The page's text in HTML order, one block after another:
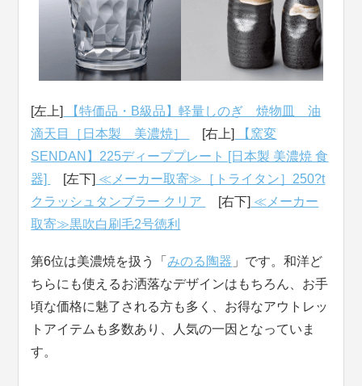
[左上]
【特価品・B級品】軽量しのぎ 焼物皿 油
滴天目［日本製 美濃焼］
[右上]
【窯変
SENDAN】225ディーププレート [日本製 美濃焼 食
器]
[左下] ≪メーカー取寄≫［トライタン］250?t
クラッシュタンブラー クリア
[右下] ≪メーカー
取寄≫黒吹白刷毛2号徳利
第6位は美濃焼を扱う「みのる陶器 」です。和洋ど
ちらにも使えるお洒落なデザインはもちろん、お手
頃な価格に魅了される方も多く、お得なアウトレッ
トアイテムも多数あり、人気の一因となっていま
す。